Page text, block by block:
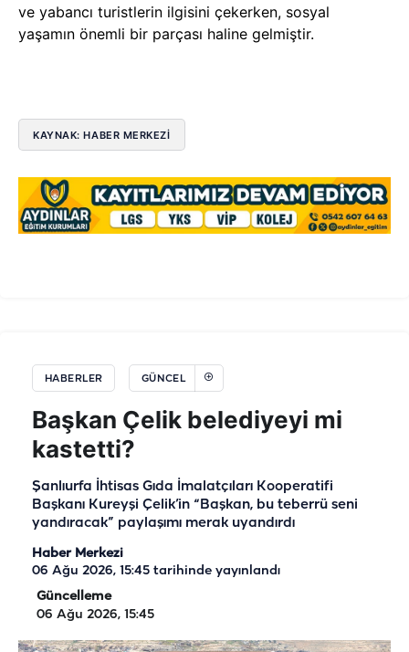
ve yabancı turistlerin ilgisini çekerken, sosyal
yaşamın önemli bir parçası haline gelmiştir.
KAYNAK: HABER MERKEZİ
HABERLER GÜNCEL
Başkan Çelik belediyeyi mi
kastetti?
Şanlıurfa İhtisas Gıda İmalatçıları Kooperatifi
Başkanı Kureyşi Çelik’in “Başkan, bu teberrü seni
yandıracak” paylaşımı merak uyandırdı
Haber Merkezi
06 Ağu 2026, 15:45 tarihinde yayınlandı
Güncelleme
06 Ağu 2026, 15:45